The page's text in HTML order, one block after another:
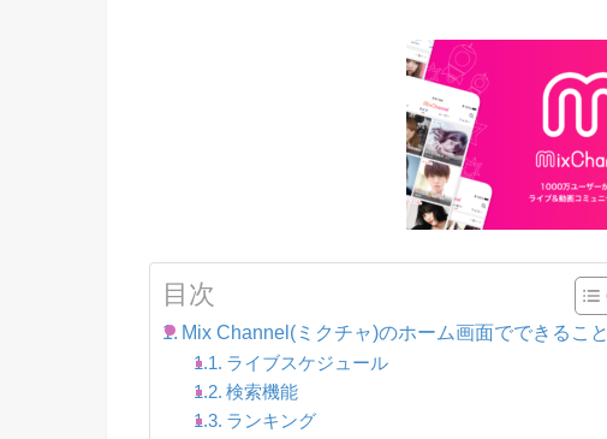
目次
Mix Channel(ミクチャ)のホーム画面でできること
ライブスケジュール
検索機能
ランキング